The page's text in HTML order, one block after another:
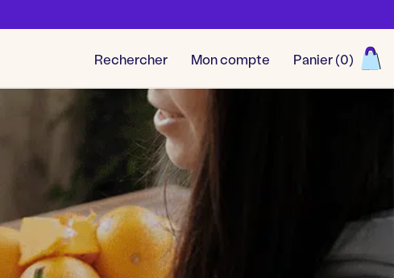
Rechercher Mon compte Panier (0)